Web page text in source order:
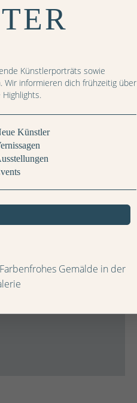
Künstlerporträts sowie
Wir informieren dich frühzeitig über
Künstler